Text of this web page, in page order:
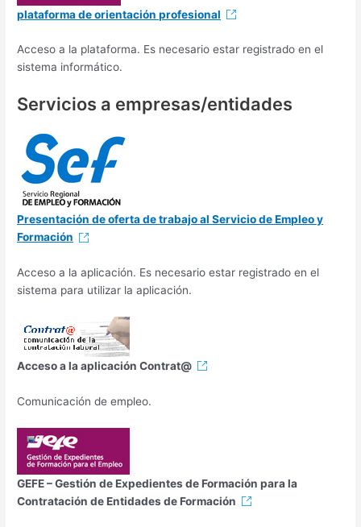
plataforma de orientación profesional
Acceso a la plataforma. Es necesario estar registrado en el
sistema informático.
Servicios a empresas/entidades
Presentación de oferta de trabajo al Servicio de Empleo y
Formación
Acceso a la aplicación. Es necesario estar registrado en el
sistema para utilizar la aplicación.
Acceso a la aplicación Contrat@
Comunicación de empleo.
GEFE – Gestión de Expedientes de Formación para la
Contratación de Entidades de Formación